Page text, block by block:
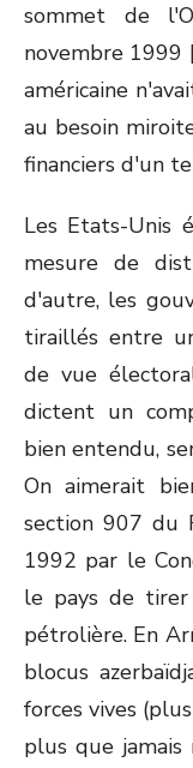
sommet de
novembre
américaine
au besoin
financiers d'un
Les Etats-Unis
mesure de
d'autre, les
tiraillés entre
de vue
dictent un
bien entendu,
On aimerait
section 907 du
1992 par le
le pays de
pétrolière. En
blocus
forces vives
plus que jamais